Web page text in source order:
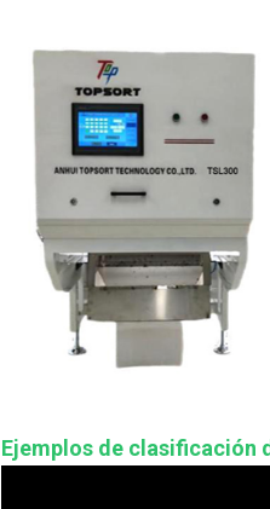
Ejemplos de clasificación